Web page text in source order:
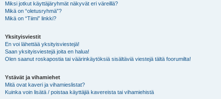
Miksi jotkut käyttäjäryhmät näkyvät eri väreillä?
Mikä on “oletusryhmä”?
Mikä on “Tiimi” linkki?
Yksityisviestit
En voi lähettää yksityisviestejä!
Saan yksityisviestejä joita en halua!
Olen saanut roskapostia tai väärinkäytöksiä sisältäviä viestejä tältä foorumilta!
Ystävät ja vihamiehet
Mitä ovat kaveri ja vihamieslistat?
Kuinka voin lisätä / poistaa käyttäjiä kavereista tai vihamiehistä